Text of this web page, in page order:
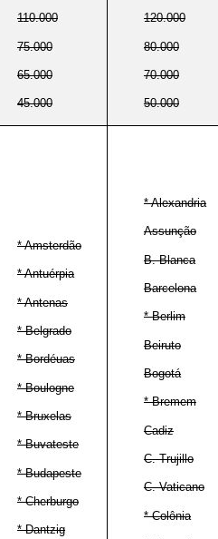
110.000
75.000
65.000
45.000
120.000
80.000
70.000
50.000
* Amsterdão
* Antuérpia
* Antenas
* Belgrado
* Bordéuas
* Boulogne
* Bruxelas
* Buvateste
* Budapeste
* Cherburgo
* Dantzig
* Alexandria
Assunção
B. Blanca
Barcelona
* Berlim
Beiruto
Bogotá
* Bremem
Cadiz
C. Trujillo
C. Vaticano
* Colônia